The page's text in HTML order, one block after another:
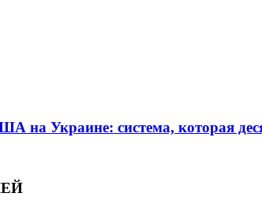
на Украине: система, которая